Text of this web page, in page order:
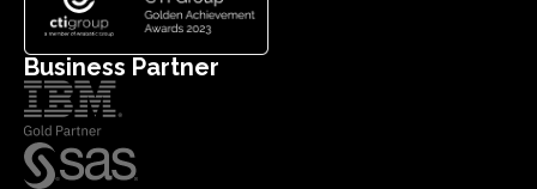
Business Partner